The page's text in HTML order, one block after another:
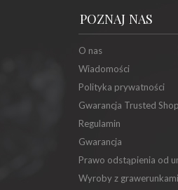
POZNAJ NAS
O nas
Wiadomości
Polityka prywatności
Gwarancja Trusted
Regulamin
Gwarancja
Prawo odstąpienia od
Wyroby z grawerunkami